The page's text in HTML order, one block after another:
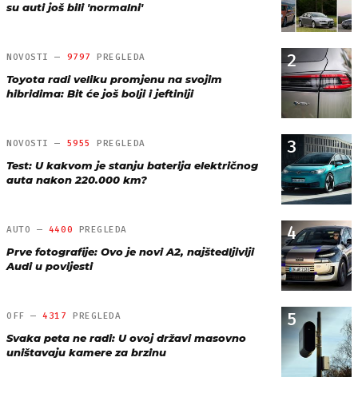
su auti još bili 'normalni'
2
NOVOSTI — 9797 PREGLEDA
Toyota radi veliku promjenu na svojim
hibridima: Bit će još bolji i jeftiniji
3
NOVOSTI — 5955 PREGLEDA
Test: U kakvom je stanju baterija električnog
auta nakon 220.000 km?
4
AUTO — 4400 PREGLEDA
Prve fotografije: Ovo je novi A2, najštedljiviji
Audi u povijesti
5
OFF —4317 PREGLEDA
Svaka peta ne radi: U ovoj državi masovno
uništavaju kamere za brzinu